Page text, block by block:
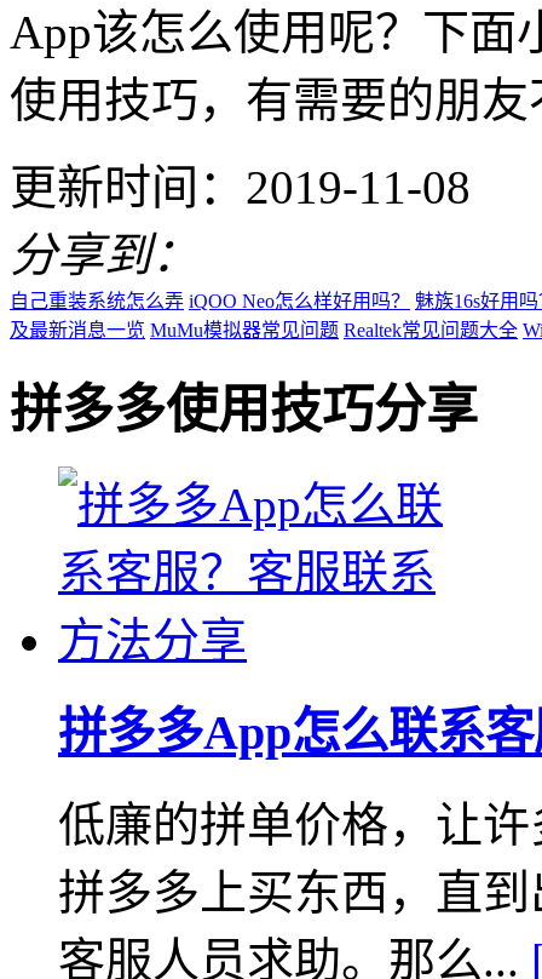
App该怎么使用呢？下面
使用技巧，有需要的朋
更新时间：2019-11-08
分享到：
自己重装系统怎么弄 iQOO Neo怎么样好用吗？
魅族16s好用
及最新消息一览 MuMu模拟器常见问题 Realtek常见问题大全
拼多多使用技巧分享
拼多多App怎么联系
低廉的拼单价格，让
拼多多上买东西，直
客服人员求助。那么...